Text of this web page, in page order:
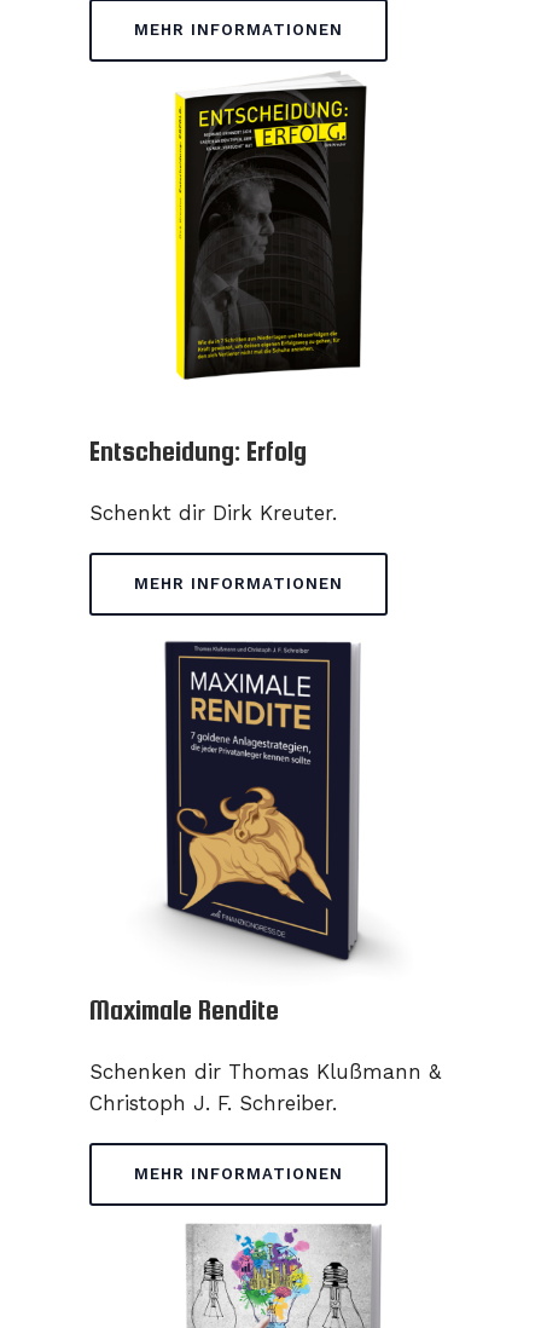
MEHR INFORMATIONEN
Entscheidung: Erfolg
Schenkt dir Dirk Kreuter.
MEHR INFORMATIONEN
Maximale Rendite
Schenken dir Thomas Klußmann &
Christoph J. F. Schreiber.
MEHR INFORMATIONEN